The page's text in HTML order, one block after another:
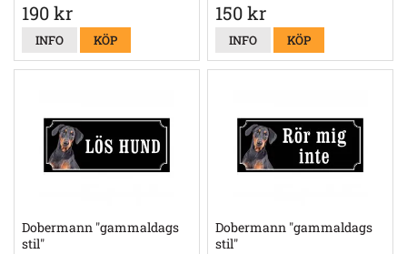
190 kr
INFO KÖP
150 kr
INFO KÖP
Dobermann "gammaldags
stil"
Dobermann "gammaldags
stil"